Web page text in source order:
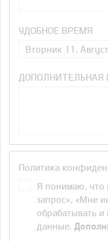
УДОБНОЕ ВРЕМЯ
Вторник 11. Август
ДОПОЛНИТЕЛЬНАЯ
Политика
Я понимаю, что
запрос», «Мне
обрабатывать
данные.